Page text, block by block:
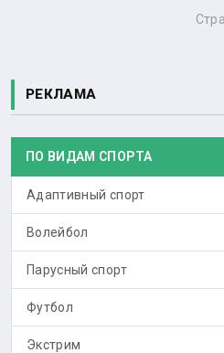
РЕКЛАМА
ПО ВИДАМ СПОРТА
Адаптивный спорт
Волейбол
Парусный спорт
Футбол
Экстрим